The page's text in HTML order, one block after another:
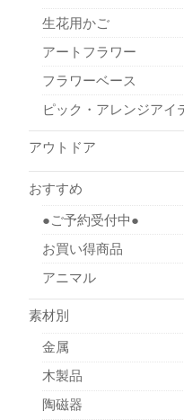
生花用かご
アートフラワー
フラワーベース
ピック・アレンジアイ
アウトドア
おすすめ
●ご予約受付中●
お買い得商品
アニマル
素材別
金属
木製品
陶磁器